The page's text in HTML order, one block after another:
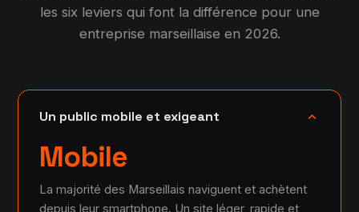
les six leviers qui font la différence pour une
entreprise marseillaise en 2026.
Un public mobile et exigeant expand_more
Mobile
La majorité des Marseillais naviguent et achètent
depuis leur smartphone. Un site léger, rapide et